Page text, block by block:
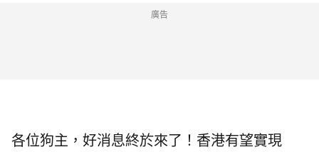
廣告
各位狗主，好消息終於來了！香港有望實現